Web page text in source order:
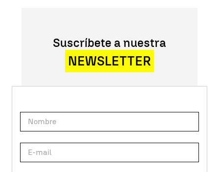
Suscríbete a nuestra
NEWSLETTER